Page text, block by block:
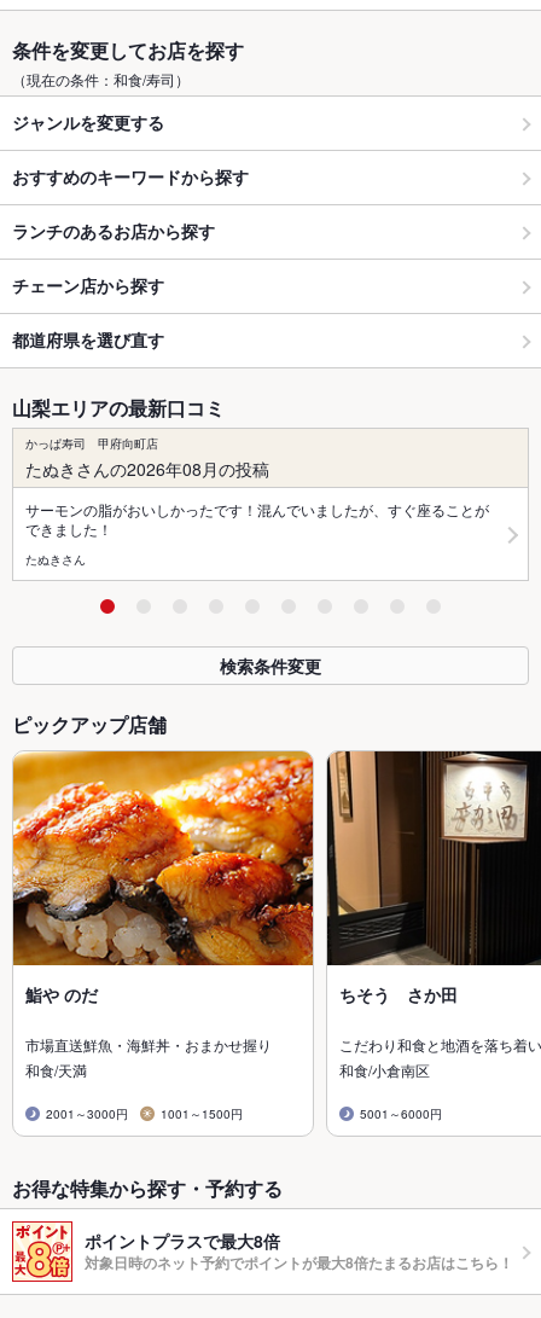
条件を変更してお店を探す
（現在の条件：和食/寿司）
ジャンルを変更する
おすすめのキーワードから探す
ランチのあるお店から探す
チェーン店から探す
都道府県を選び直す
山梨エリアの最新口コミ
かっぱ寿司 甲府向町店
たぬきさんの2026年08月の投稿
サーモンの脂がおいしかったです！混んでいましたが、すぐ座ることが
できました！
たぬきさん
検索条件変更
ピックアップ店舗
鮨や のだ
市場直送鮮魚・海鮮丼・おまかせ握り
和食/天満
2001～3000円 1001～1500円
ちそう さか田
こだわり和食と地酒を落ち着
和食/小倉南区
5001～6000円
お得な特集から探す・予約する
ポイントプラスで最大8倍
対象日時のネット予約でポイントが最大8倍たまるお店はこちら！